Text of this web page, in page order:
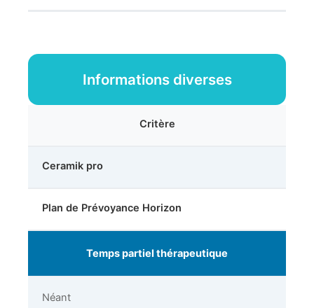
Informations diverses
Critère
Ceramik pro
Plan de Prévoyance Horizon
Temps partiel thérapeutique
Néant